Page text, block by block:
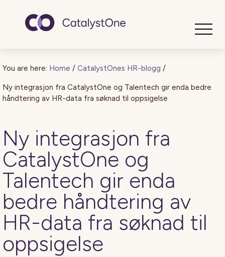
You are here: Home / CatalystOnes HR-blogg /
Ny integrasjon fra CatalystOne og Talentech gir enda bedre
håndtering av HR-data fra søknad til oppsigelse
Ny integrasjon fra
CatalystOne og
Talentech gir enda
bedre håndtering av
HR-data fra søknad til
oppsigelse